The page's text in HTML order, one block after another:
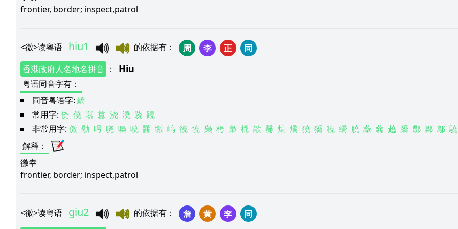
frontier, border; inspect,patrol
<徼>读粤语 hiu1 的依据有 ： 周 李 正
同
香港政府人名地名拼音 ： Hiu
粤语同音字有 ：
同音粤语字: 繑
常用字: 侥 僥 嚣 囂 浇 澆 跷 蹺
非常用字: 儌 勪 呺 哓 嘄 嘵 嚻 墽 嵪 徺 憢 枭 枵 梟 橇 歊 毊 熇 燆 獟 獢 穘 繑 膮 藃 虈 趬 蹻 郻 鄡 鄥 驍
解释 ：
徼幸
frontier, border; inspect,patrol
<徼>读粤语 giu2 的依据有 ： 詹 黄 李
同